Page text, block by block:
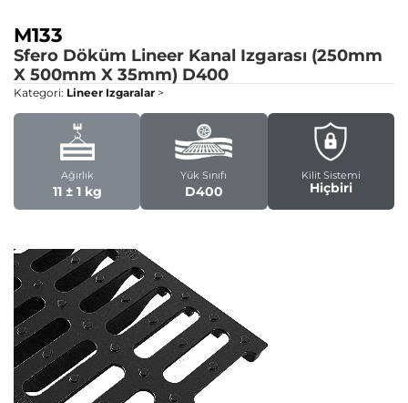
M133
Sfero Döküm Lineer Kanal Izgarası (250mm
X 500mm X 35mm) D400
Kategori: Lineer Izgaralar >
Ağırlık
11 ± 1 kg
Yük Sınıfı
D400
Kilit Sistemi
Hiçbiri